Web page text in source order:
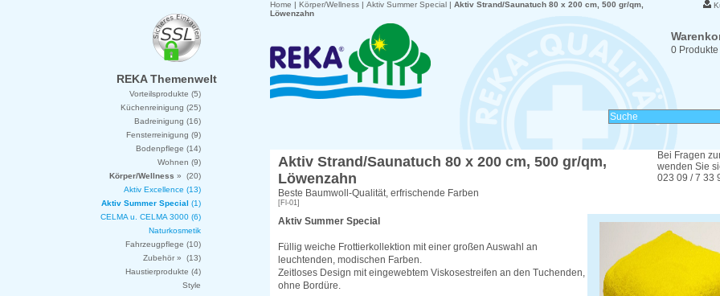
0 Produkte
Home | Körper/Wellness | Aktiv Summer Special | Aktiv Strand/Saunatuch 80 x 200 cm, 500 gr/qm,
Löwenzahn
Bei Fragen
wenden Sie
023 09 / 7 33
Aktiv Strand/Saunatuch 80 x 200 cm, 500 gr/qm,
Löwenzahn
Beste Baumwoll-Qualität, erfrischende Farben
[Fl-01]
Aktiv Summer Special
Füllig weiche Frottierkollektion mit einer großen Auswahl an
leuchtenden, modischen Farben.
Zeitloses Design mit eingewebtem Viskosestreifen an den Tuchenden,
ohne Bordüre.
REKA Themenwelt
Vorteilsprodukte (5)
Küchenreinigung (25)
Badreinigung (16)
Fensterreinigung (9)
Bodenpflege (14)
Wohnen (9)
Körper/Wellness » (20)
Aktiv Excellence (13)
Aktiv Summer Special (1)
CELMA u. CELMA 3000 (6)
Naturkosmetik
Fahrzeugpflege (10)
Zubehör » (13)
Haustierprodukte (4)
Style